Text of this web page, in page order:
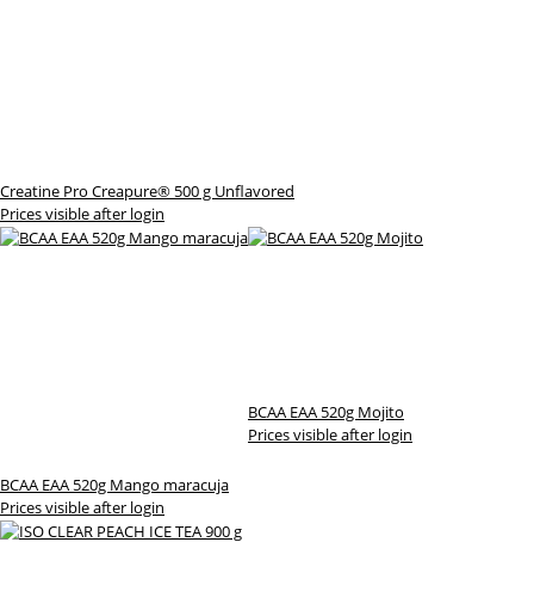
Creatine Pro Creapure® 500 g Unflavored
Prices visible after login
BCAA EAA 520g Mango maracuja
Prices visible after login
BCAA EAA 520g Mojito
Prices visible after login